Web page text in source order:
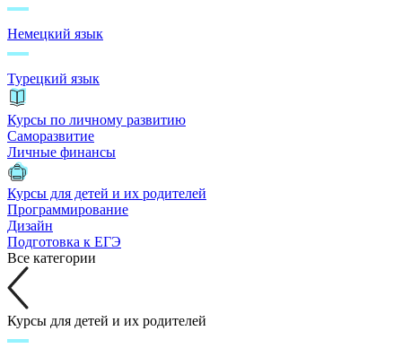
Немецкий язык
Турецкий язык
Курсы по личному развитию
Саморазвитие
Личные финансы
Курсы для детей и их родителей
Программирование
Дизайн
Подготовка к ЕГЭ
Все категории
Курсы для детей и их родителей